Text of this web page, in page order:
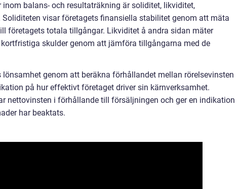
balans- och resultaträkning är soliditet, likviditet,
visar företagets finansiella stabilitet genom att mäta
företagets totala tillgångar. Likviditet å andra sidan mäter
skulder genom att jämföra tillgångarna med de
genom att beräkna förhållandet mellan rörelsevinsten
på hur effektivt företaget driver sin kärnverksamhet.
nettovinsten i förhållande till försäljningen och ger en indikation
har beaktats.